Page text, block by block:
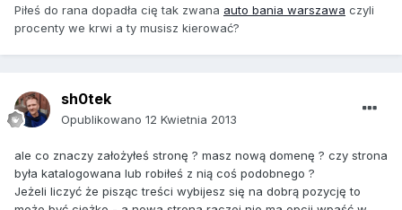
Piłeś do rana dopadła cię tak zwana auto bania warszawa czyli
procenty we krwi a ty musisz kierować?
sh0tek
Opublikowano 12 Kwietnia 2013
ale co znaczy założyłeś stronę ? masz nową domenę ? czy strona
była katalogowana lub robiłeś z nią coś podobnego ?
Jeżeli liczyć że pisząc treści wybijesz się na dobrą pozycję to